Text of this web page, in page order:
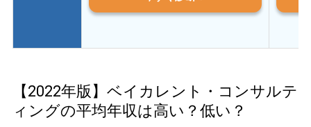
【2022年版】ベイカレント・コンサルテ
ィングの平均年収は高い？低い？